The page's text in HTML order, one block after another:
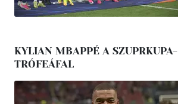
KYLIAN MBAPPÉ A SZUPRKUPA-
TRÓFEÁFAL